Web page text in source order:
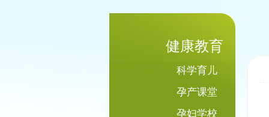
健康教育
科学育儿
孕产课堂
孕妇学校